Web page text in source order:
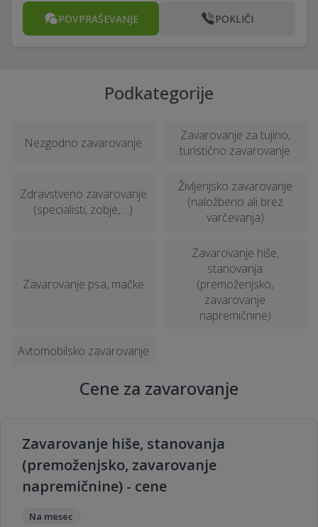
POVPRAŠEVANJE POKLIČI
Podkategorije
Nezgodno zavarovanje
Zavarovanje za tujino,
turistično zavarovanje
Zdravstveno zavarovanje
(specialisti, zobje, ...)
Življenjsko zavarovanje
(naložbeno ali brez
varčevanja)
Zavarovanje psa, mačke
Zavarovanje hiše,
stanovanja
(premoženjsko,
zavarovanje
napremičnine)
Avtomobilsko zavarovanje
Cene za zavarovanje
Zavarovanje hiše, stanovanja
(premoženjsko, zavarovanje
napremičnine) - cene
Na mesec